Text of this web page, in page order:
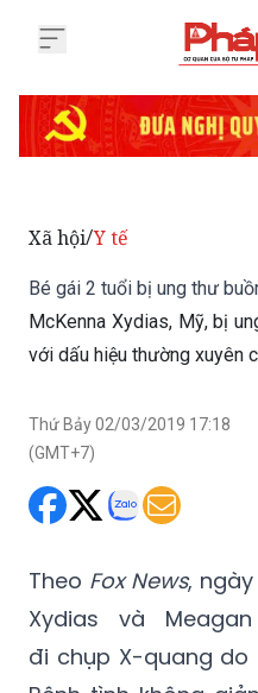
Bé gái 2 tuổi bị ung thư
với dấu hiệu thường xuyên
Thứ Bảy 02/03/2019 17:18
TheoFox News
đi chụp X-quang
Bệnh tình không
bệnh viện Atlanta